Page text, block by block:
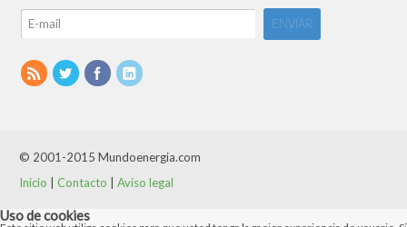
© 2001-2015 Mundoenergia.com
Inicio |Contacto |Aviso legal
Uso de cookies